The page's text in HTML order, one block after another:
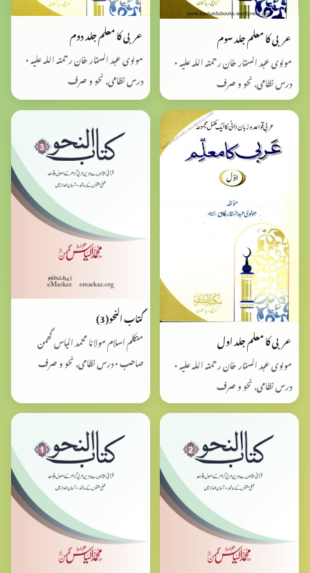
عربی کا معلم جلد سوم
مولوی عبد الستار خان رحمتہ اللہ علیہ •
درس نظامی, نحو و صرف
عربی کا معلم جلد دوم
مولوی عبد الستار خان رحمتہ اللہ علیہ •
درس نظامی, نحو و صرف
عربی کا معلم جلد اول
مولوی عبد الستار خان رحمتہ اللہ علیہ •
درس نظامی, نحو و صرف
کتاب النحو(3)
متکلم اسلام مولانا محمد الیاس گھمن
صاحب • درس نظامی, نحو و صرف